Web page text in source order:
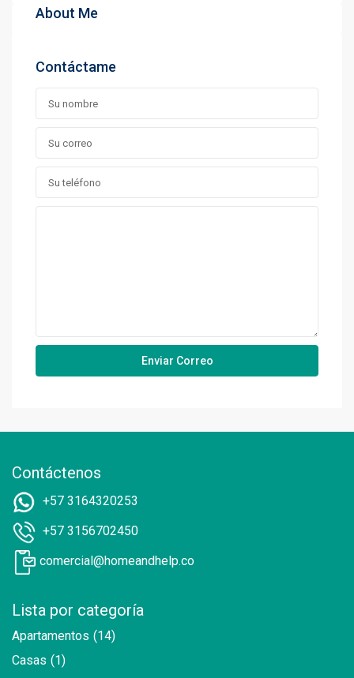
About Me
Contáctame
Contáctenos
+57 3164320253
+57 3156702450
comercial@homeandhelp.co
Lista por categoría
Apartamentos (14)
Casas (1)